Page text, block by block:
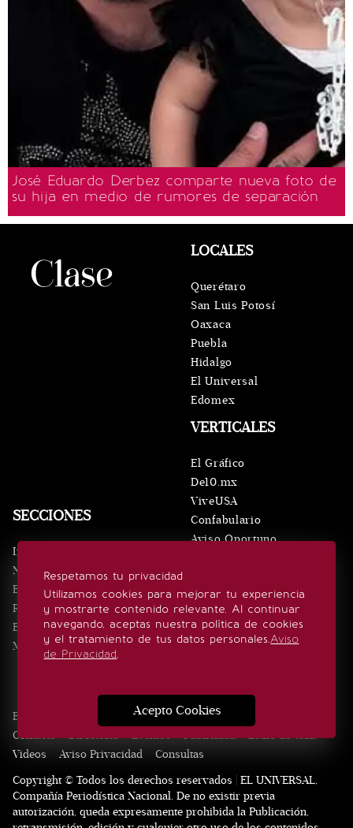
José Eduardo Derbez comparte nueva foto de
su hija en medio de rumores de separación
Respetamos tu privacidad
Utilizamos cookies para mejorar tu experiencia
y mostrarte contenido relevante. Al continuar
navegando, aceptas nuestra política de cookies
y el tratamiento de tus datos personales.Aviso
de Privacidad.
Acepto Cookies
SECCIONES
Inicio
Noticias
Eventos
Realeza
Estilo de vida
Minuto x Minuto
VERTICALES
El Gráfico
De10.mx
ViveUSA
Confabulario
Aviso Oportuno
LOCALES
Querétaro
San Luis Potosí
Oaxaca
Puebla
Hidalgo
El Universal
Edomex
SÍGUENOS
Edición Impresa Noticias Quiénes somos
Contacto
Directorio Eventos Publicidad
Estilo de vida
Videos
Aviso Privacidad
Consultas
Copyright © Todos los derechos reservados | EL UNIVERSAL,
Compañía Periodística Nacional. De no existir previa
autorización, queda expresamente prohibida la Publicación,